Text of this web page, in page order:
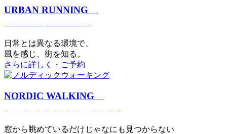
URBAN RUNNING
日常とは異なる環境で、
風を感じ、街を知る。
さらに詳しく・ご予約
NORDIC WALKING
窓から眺めているだけじゃなにも見つからない